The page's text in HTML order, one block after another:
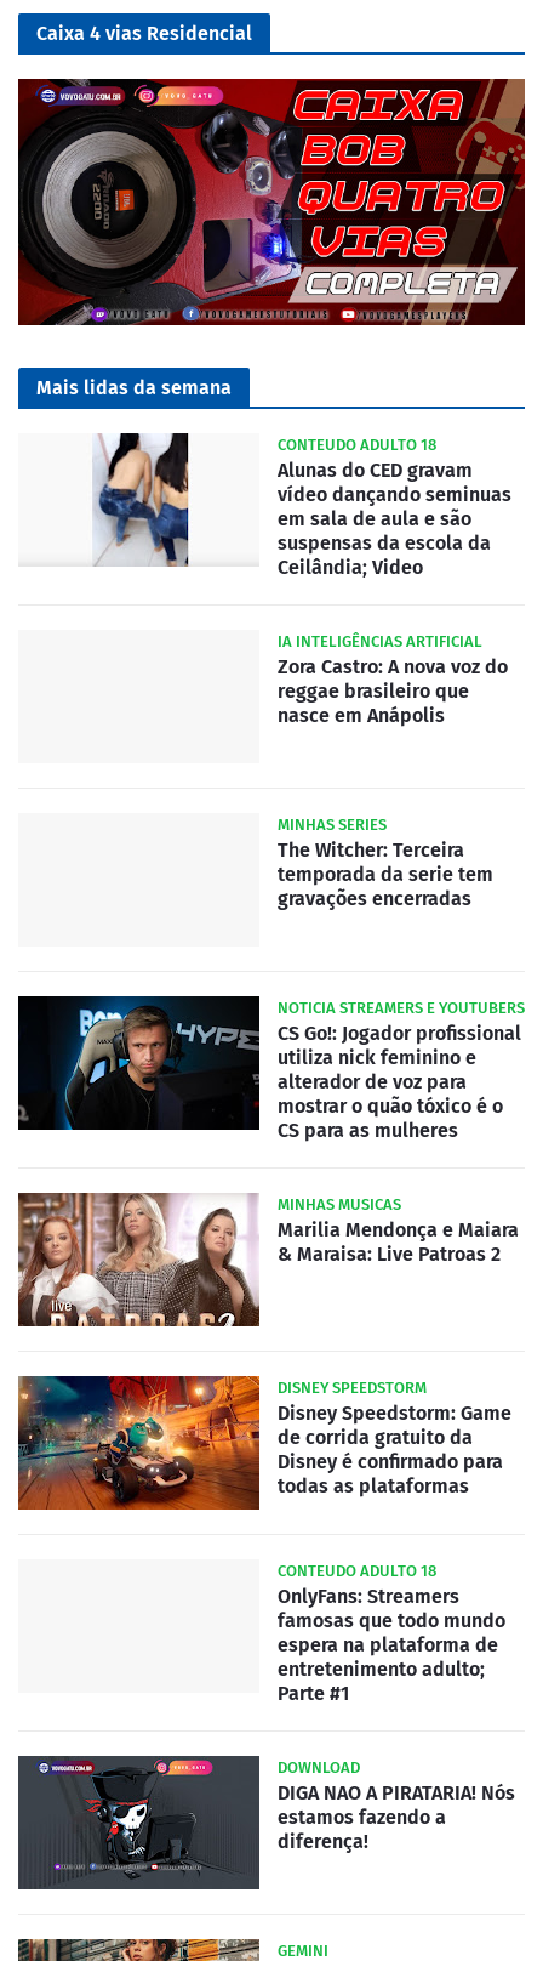
Caixa 4 vias Residencial
Mais lidas da semana
CONTEUDO ADULTO 18
Alunas do CED gravam
vídeo dançando seminuas
em sala de aula e são
suspensas da escola da
Ceilândia; Video
IA INTELIGÊNCIAS ARTIFICIAL
Zora Castro: A nova voz do
reggae brasileiro que
nasce em Anápolis
MINHAS SERIES
The Witcher: Terceira
temporada da serie tem
gravações encerradas
NOTICIA STREAMERS E YOUTUBERS
CS Go!: Jogador profissional
utiliza nick feminino e
alterador de voz para
mostrar o quão tóxico é o
CS para as mulheres
MINHAS MUSICAS
Marilia Mendonça e Maiara
& Maraisa: Live Patroas 2
DISNEY SPEEDSTORM
Disney Speedstorm: Game
de corrida gratuito da
Disney é confirmado para
todas as plataformas
CONTEUDO ADULTO 18
OnlyFans: Streamers
famosas que todo mundo
espera na plataforma de
entretenimento adulto;
Parte #1
DOWNLOAD
DIGA NAO A PIRATARIA! Nós
estamos fazendo a
diferença!
GEMINI